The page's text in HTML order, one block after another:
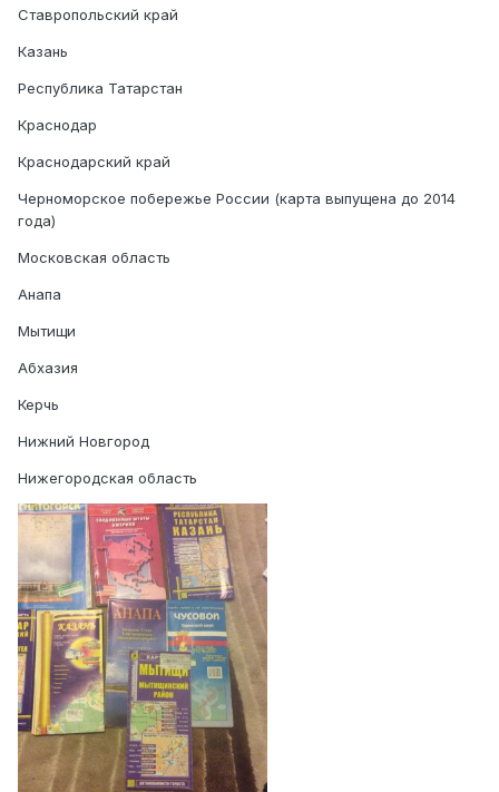
Ставропольский край
Казань
Республика Татарстан
Краснодар
Краснодарский край
Черноморское побережье России (карта выпущена до 2014
года)
Московская область
Анапа
Мытищи
Абхазия
Керчь
Нижний Новгород
Нижегородская область